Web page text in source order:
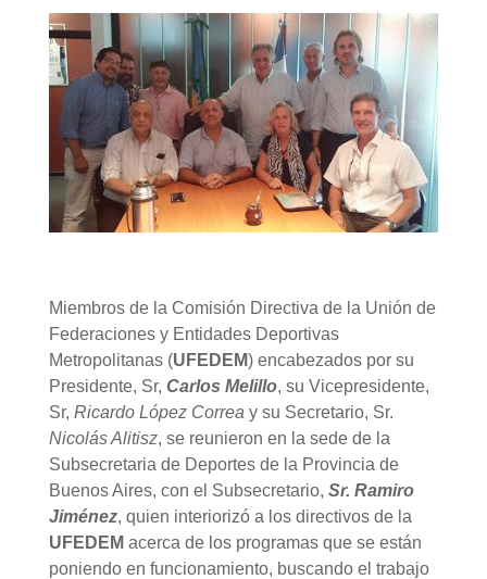
Miembros de la Comisión Directiva de la Unión de
Federaciones y Entidades Deportivas
Metropolitanas (UFEDEM) encabezados por su
Presidente, Sr, Carlos Melillo, su Vicepresidente,
Sr, Ricardo López Correa y su Secretario, Sr.
Nicolás Alitisz, se reunieron en la sede de la
Subsecretaria de Deportes de la Provincia de
Buenos Aires, con el Subsecretario, Sr. Ramiro
Jiménez, quien interiorizó a los directivos de la
UFEDEM acerca de los programas que se están
poniendo en funcionamiento, buscando el trabajo